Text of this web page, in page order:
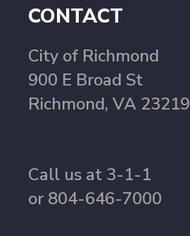
CONTACT
City of Richmond
900 E Broad St
Richmond, VA 23219
Call us at 3-1-1
or 804-646-7000